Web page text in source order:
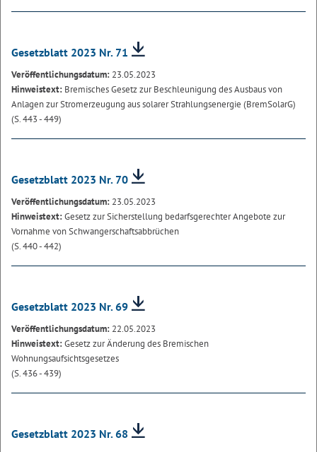
Gesetzblatt 2023 Nr. 71
Veröffentlichungsdatum: 23.05.2023
Hinweistext: Bremisches Gesetz zur Beschleunigung des Ausbaus von
Anlagen zur Stromerzeugung aus solarer Strahlungsenergie (BremSolarG)
(S. 443 - 449)
Gesetzblatt 2023 Nr. 70
Veröffentlichungsdatum: 23.05.2023
Hinweistext:Gesetz zur Sicherstellung bedarfsgerechter Angebote zur
Vornahme von Schwangerschaftsabbrüchen
(S. 440 - 442)
Gesetzblatt 2023 Nr. 69
Veröffentlichungsdatum: 22.05.2023
Hinweistext:Gesetz zur Änderung des Bremischen
Wohnungsaufsichtsgesetzes
(S. 436 - 439)
Gesetzblatt 2023 Nr. 68